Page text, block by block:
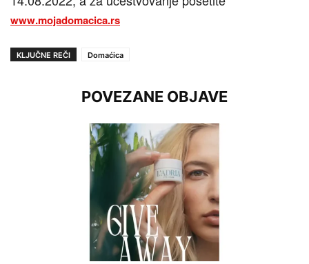
www.mojadomacica.rs
KLJUČNE REČI Domaćica
POVEZANE OBJAVE